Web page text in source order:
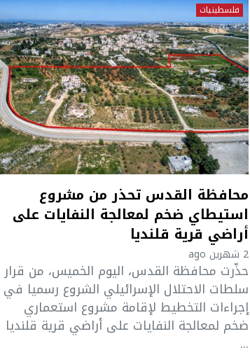
فلسطينيات
محافظة القدس تحذر من مشروع
استيطاي ضخم لمعالجة النفايات على
أراضي قرية قلنديا
2 شهرين ago
حذّرت محافظة القدس، اليوم الخميس، من قرار
سلطات الاحتلال الإسرائيلي الشروع رسميا في
إجراءات التخطيط لإقامة مشروع استعماري
ضخم لمعالجة النفايات على أراضي قرية قلنديا
...